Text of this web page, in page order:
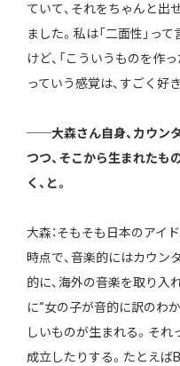
ていて、それをちゃんと出
ました。私は「二面性」っ
けど、「こういうものを作
っていう感覚は、すごく好
──大森さん自身、カウン
つつ、そこから生まれたも
く、と。
大森：そもそも日本のアイ
時点で、音楽的にはカウン
的に、海外の音楽を取り入
に“女の子が音的に訳のわ
しいものが生まれる。それ
成立したりする。たとえば